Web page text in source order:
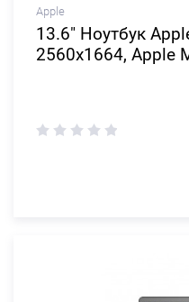
Apple
13.6" Ноутбук
2560x1664, Apple